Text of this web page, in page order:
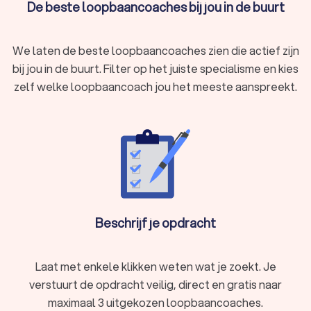
Een loopbaancoach helpt bij het vertalen van jouw dromen
pad om deze doelen te bereiken. Of je nu droomt van een
grote carrièreswitch of simpelweg streeft naar meer
voldoening in je huidige baan. Een loopbaancoach in de buurt
Iedereen is uniek, en zo ook jouw loopbaantraject.
Loopbaancoaches bieden een op maat gemaakte aanpak,
behoeften. Dit betekent dat of je nu face-to-face in de buurt
beste werkt.
De beste loopbaancoaches bij jou in de buurt
We laten de beste loopbaancoaches zien die actief zijn
bij jou in de buurt. Filter op het juiste specialisme en kies
zelf welke loopbaancoach jou het meeste aanspreekt.
Beschrijf je opdracht
Laat met enkele klikken weten wat je zoekt. Je
verstuurt de opdracht veilig, direct en gratis naar
maximaal 3 uitgekozen loopbaancoaches.